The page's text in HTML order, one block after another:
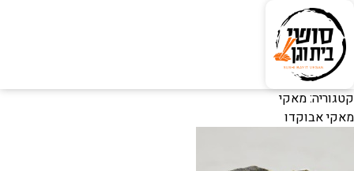
קטגוריה:מאקי
מאקי אבוקדו